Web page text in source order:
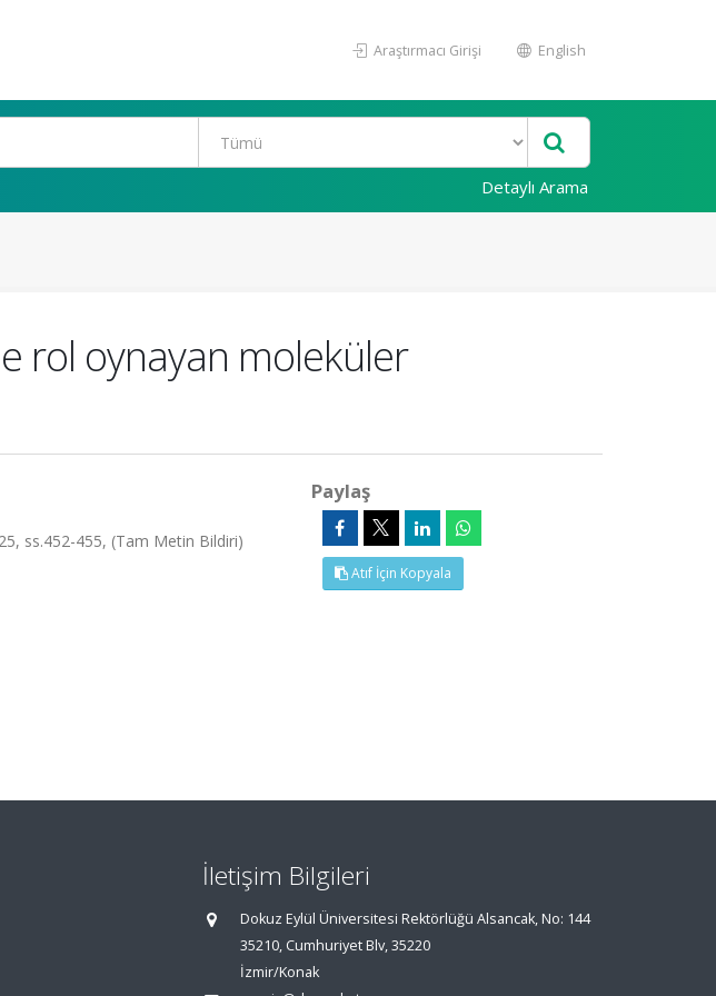
Araştırmacı Girişi English
Detaylı Arama
rol oynayan moleküler
ss.452-455, (Tam Metin Bildiri)
Paylaş
Atıf İçin Kopyala
İletişim Bilgileri
Dokuz Eylül Üniversitesi Rektörlüğü Alsancak, No: 144
35210, Cumhuriyet Blv, 35220
İzmir/Konak